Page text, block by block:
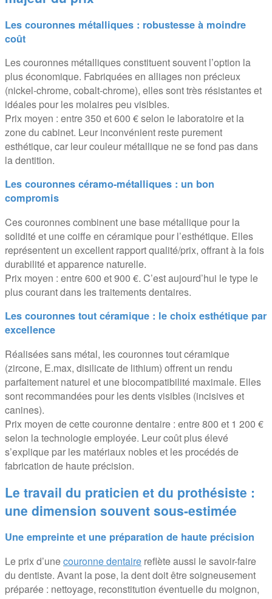
Les couronnes métalliques : robustesse à moindre
coût
Les couronnes métalliques constituent souvent l’option la
plus économique. Fabriquées en alliages non précieux
(nickel-chrome, cobalt-chrome), elles sont très résistantes et
idéales pour les molaires peu visibles.
Prix moyen : entre 350 et 600 € selon le laboratoire et la
zone du cabinet. Leur inconvénient reste purement
esthétique, car leur couleur métallique ne se fond pas dans
la dentition.
Les couronnes céramo-métalliques : un bon
compromis
Ces couronnes combinent une base métallique pour la
solidité et une coiffe en céramique pour l’esthétique. Elles
représentent un excellent rapport qualité/prix, offrant à la fois
durabilité et apparence naturelle.
Prix moyen : entre 600 et 900 €. C’est aujourd’hui le type le
plus courant dans les traitements dentaires.
Les couronnes tout céramique : le choix esthétique par
excellence
Réalisées sans métal, les couronnes tout céramique
(zircone, E.max, disilicate de lithium) offrent un rendu
parfaitement naturel et une biocompatibilité maximale. Elles
sont recommandées pour les dents visibles (incisives et
canines).
Prix moyen de cette couronne dentaire : entre 800 et 1 200 €
selon la technologie employée. Leur coût plus élevé
s’explique par les matériaux nobles et les procédés de
fabrication de haute précision.
Le travail du praticien et du prothésiste :
une dimension souvent sous-estimée
Une empreinte et une préparation de haute précision
Le prix d’unecouronne dentaire reflète aussi le savoir-faire
du dentiste. Avant la pose, la dent doit être soigneusement
préparée : nettoyage, reconstitution éventuelle du moignon,